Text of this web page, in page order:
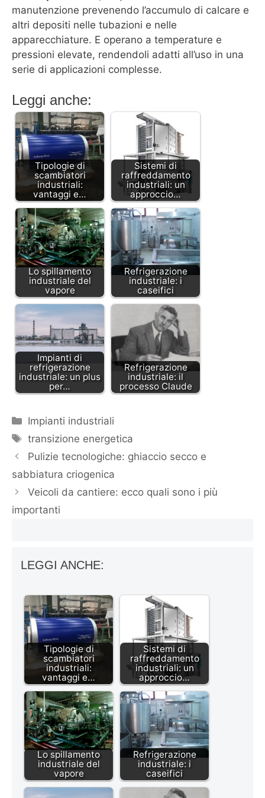
manutenzione prevenendo l’accumulo di calcare e
altri depositi nelle tubazioni e nelle
apparecchiature. E operano a temperature e
pressioni elevate, rendendoli adatti all’uso in una
serie di applicazioni complesse.
Leggi anche:
Tipologie di
scambiatori
industriali:
vantaggi e…
Sistemi di
raffreddamento
industriali: un
approccio…
Lo spillamento
industriale del
vapore
Refrigerazione
industriale: i
caseifici
Impianti di
refrigerazione
industriale: un plus
per…
Refrigerazione
industriale: il
processo Claude
Categorie
Impianti industriali
Tag
transizione energetica
Pulizie tecnologiche: ghiaccio secco e
sabbiatura criogenica
Veicoli da cantiere: ecco quali sono i più
importanti
LEGGI ANCHE:
Tipologie di
scambiatori
industriali:
vantaggi e…
Sistemi di
raffreddamento
industriali: un
approccio…
Lo spillamento
industriale del
vapore
Refrigerazione
industriale: i
caseifici